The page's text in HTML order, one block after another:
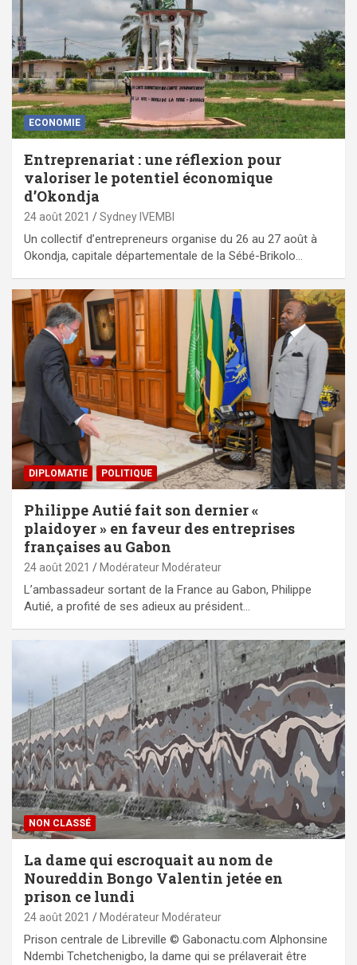
ECONOMIE
Entreprenariat : une réflexion pour
valoriser le potentiel économique
d’Okondja
24 août 2021 Sydney IVEMBI
Un collectif d’entrepreneurs organise du 26 au 27 août à
Okondja, capitale départementale de la Sébé-Brikolo…
DIPLOMATIE POLITIQUE
Philippe Autié fait son dernier «
plaidoyer » en faveur des entreprises
françaises au Gabon
24 août 2021 Modérateur Modérateur
L’ambassadeur sortant de la France au Gabon, Philippe
Autié, a profité de ses adieux au président…
NON CLASSÉ
La dame qui escroquait au nom de
Noureddin Bongo Valentin jetée en
prison ce lundi
24 août 2021 Modérateur Modérateur
Prison centrale de Libreville © Gabonactu.com Alphonsine
Ndembi Tchetchenigbo, la dame qui se prélaverait être